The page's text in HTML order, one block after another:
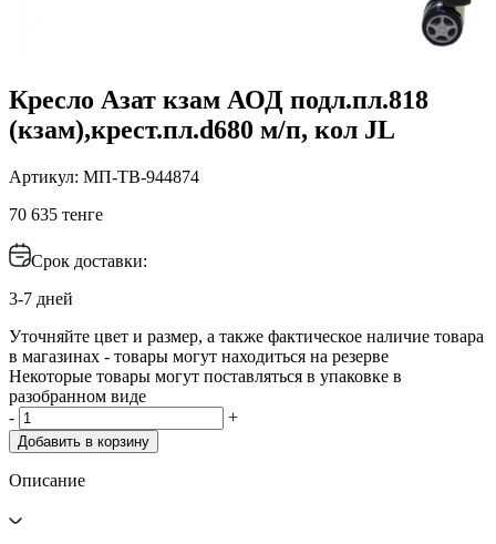
Кресло Азат кзам АОД подл.пл.818
(кзам),крест.пл.d680 м/п, кол JL
Артикул: МП-ТВ-944874
70 635 тенге
Срок доставки:
3-7 дней
Уточняйте цвет и размер, а также фактическое наличие товара
в магазинах - товары могут находиться на резерве
Некоторые товары могут поставляться в упаковке в
разобранном виде
-
+
Добавить в корзину
Описание